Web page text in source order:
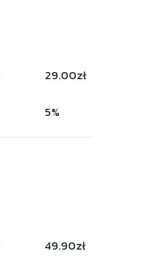
29.00zł
5%
49.90zł